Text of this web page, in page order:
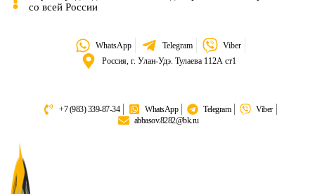
со всей России
WhatsApp Telegram
Viber
Россия, г. Улан-Удэ. Тулаева 112А ст1
+7 (983) 339-87-34 WhatsApp Telegram
Viber
abbasov.8282@bk.ru